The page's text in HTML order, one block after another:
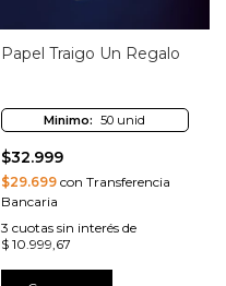
Papel Traigo Un Regalo
Minimo: 50 unid
$32.999
$29.699con Transferencia
Bancaria
3 cuotas sin interés de
$ 10.999,67